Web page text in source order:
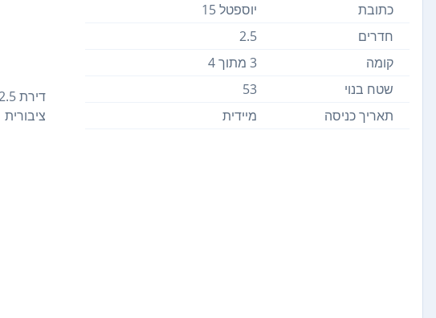
כתובת
יוספטל 15
חדרים
2.5
קומה
3 מתוך 4
שטח בנוי
53
תאריך כניסה
מיידית
ציבורית